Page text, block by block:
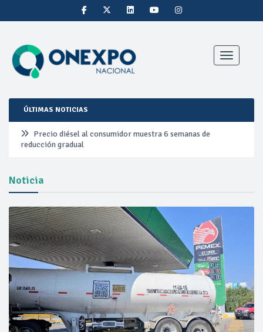
Toggle
ÚLTIMAS NOTICIAS
Precio diésel al consumidor muestra 6 semanas de
reducción gradual
Pemex ante la refinación clandestina
Petrobras duplica ganancias en segundo trimestre por
precios del petróleo y producción récord
Cautela en el mercado por conversaciones Irán-Omán
mantienen precios al alza
Pierde Pemex 71 millones de pesos al día por
"procesadoras" ilegales
Pacto dispara 83% ventas diésel Pemex
Noticia